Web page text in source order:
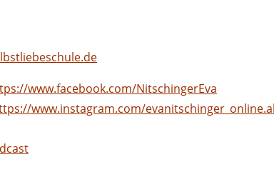
www.facebook.com/NitschingerEva
www.instagram.com/